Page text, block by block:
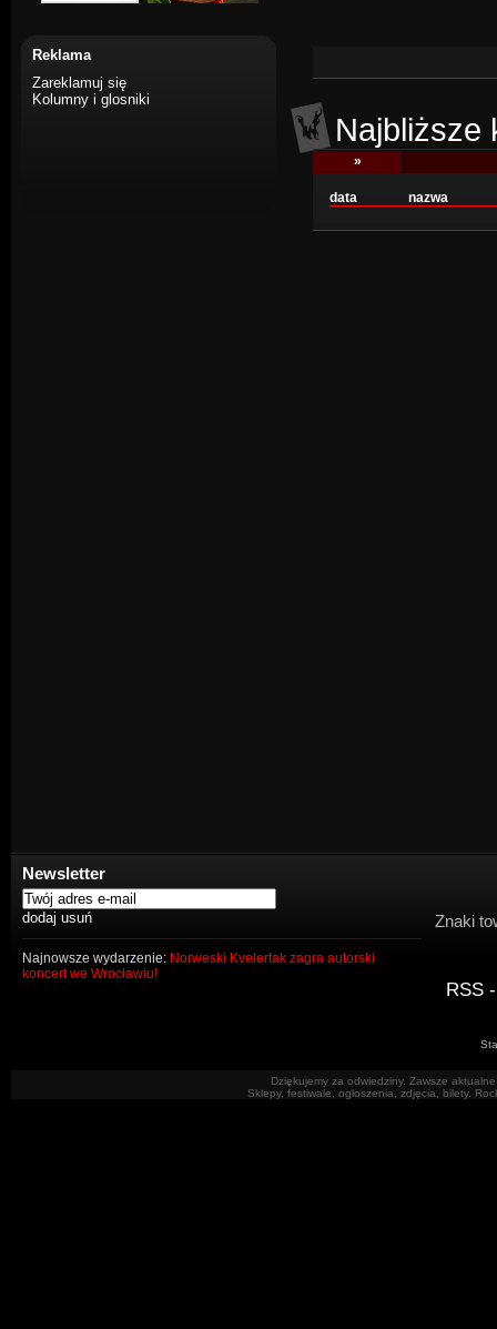
Reklama
Zareklamuj się
Kolumny i glosniki
Najbliższe
»
data nazwa
Newsletter
Najnowsze wydarzenie: Norweski Kvelertak zagra autorski
koncert we Wrocławiu!
Znaki
RSS
Dziękujemy za odwiedziny. Zawsze
Sklepy, festiwale, ogłoszenia, zdjęcia, bilety.